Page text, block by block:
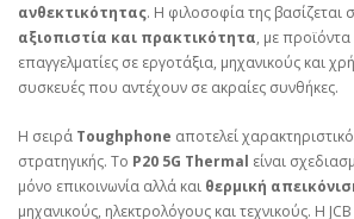
ανθεκτικότητας. Η φιλοσοφία της βασίζεται
αξιοπιστία και πρακτικότητα, με
επαγγελματίες σε εργοτάξια, μηχανικούς και
συσκευές που αντέχουν σε ακραίες συνθήκες.
Η σειρά Toughphone αποτελεί
στρατηγικής. Το P20 5G Thermal είναι
μόνο επικοινωνία αλλά και θερμική
μηχανικούς, ηλεκτρολόγους και τεχνικούς. Η